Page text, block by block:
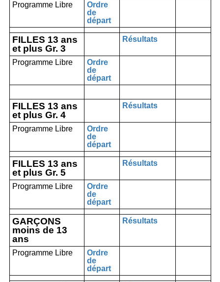
Programme Libre
Ordre
de
départ
FILLES 13 ans
et plus Gr. 3
Résultats
Programme Libre
Ordre
de
départ
FILLES 13 ans
et plus Gr. 4
Résultats
Programme Libre
Ordre
de
départ
FILLES 13 ans
et plus Gr. 5
Résultats
Programme Libre
Ordre
de
départ
GARÇONS
moins de 13
ans
Résultats
Programme Libre
Ordre
de
départ